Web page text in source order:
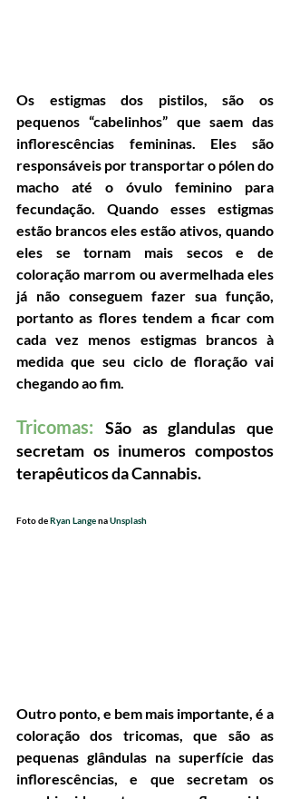
Os estigmas dos pistilos, são os
pequenos “cabelinhos” que saem das
inflorescências femininas. Eles são
responsáveis por transportar o pólen do
macho até o óvulo feminino para
fecundação. Quando esses estigmas
estão brancos eles estão ativos, quando
eles se tornam mais secos e de
coloração marrom ou avermelhada eles
já não conseguem fazer sua função,
portanto as flores tendem a ficar com
cada vez menos estigmas brancos à
medida que seu ciclo de floração vai
chegando ao fim.
Tricomas: São as glandulas que
secretam os inumeros compostos
terapêuticos da Cannabis.
Foto de Ryan Lange na Unsplash
Outro ponto, e bem mais importante, é a
coloração dos tricomas, que são as
pequenas glândulas na superfície das
inflorescências, e que secretam os